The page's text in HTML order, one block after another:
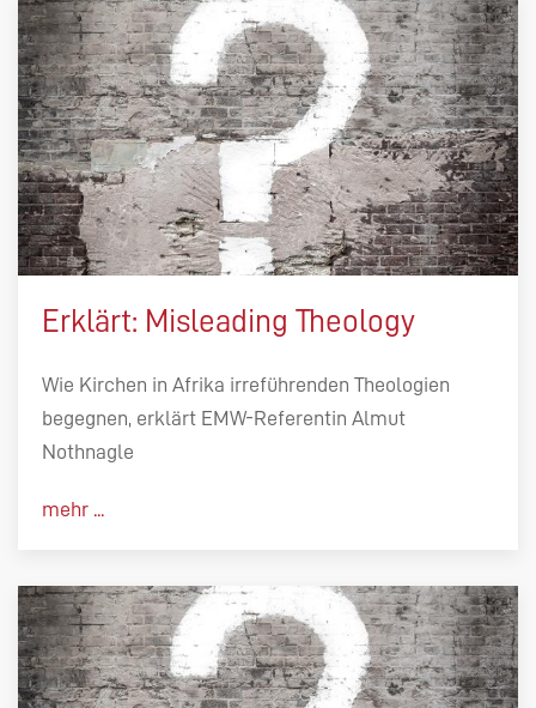
Erklärt: Misleading Theology
Wie Kirchen in Afrika irreführenden Theologien
begegnen, erklärt EMW-Referentin Almut
Nothnagle
mehr ...